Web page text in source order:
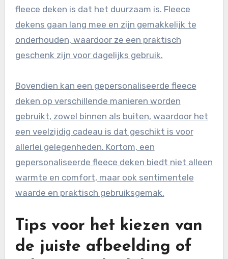
fleece deken is dat het duurzaam is. Fleece
dekens gaan lang mee en zijn gemakkelijk te
onderhouden, waardoor ze een praktisch
geschenk zijn voor dagelijks gebruik.
Bovendien kan een gepersonaliseerde fleece
deken op verschillende manieren worden
gebruikt, zowel binnen als buiten, waardoor het
een veelzijdig cadeau is dat geschikt is voor
allerlei gelegenheden. Kortom, een
gepersonaliseerde fleece deken biedt niet alleen
warmte en comfort, maar ook sentimentele
waarde en praktisch gebruiksgemak.
Tips voor het kiezen van
de juiste afbeelding of